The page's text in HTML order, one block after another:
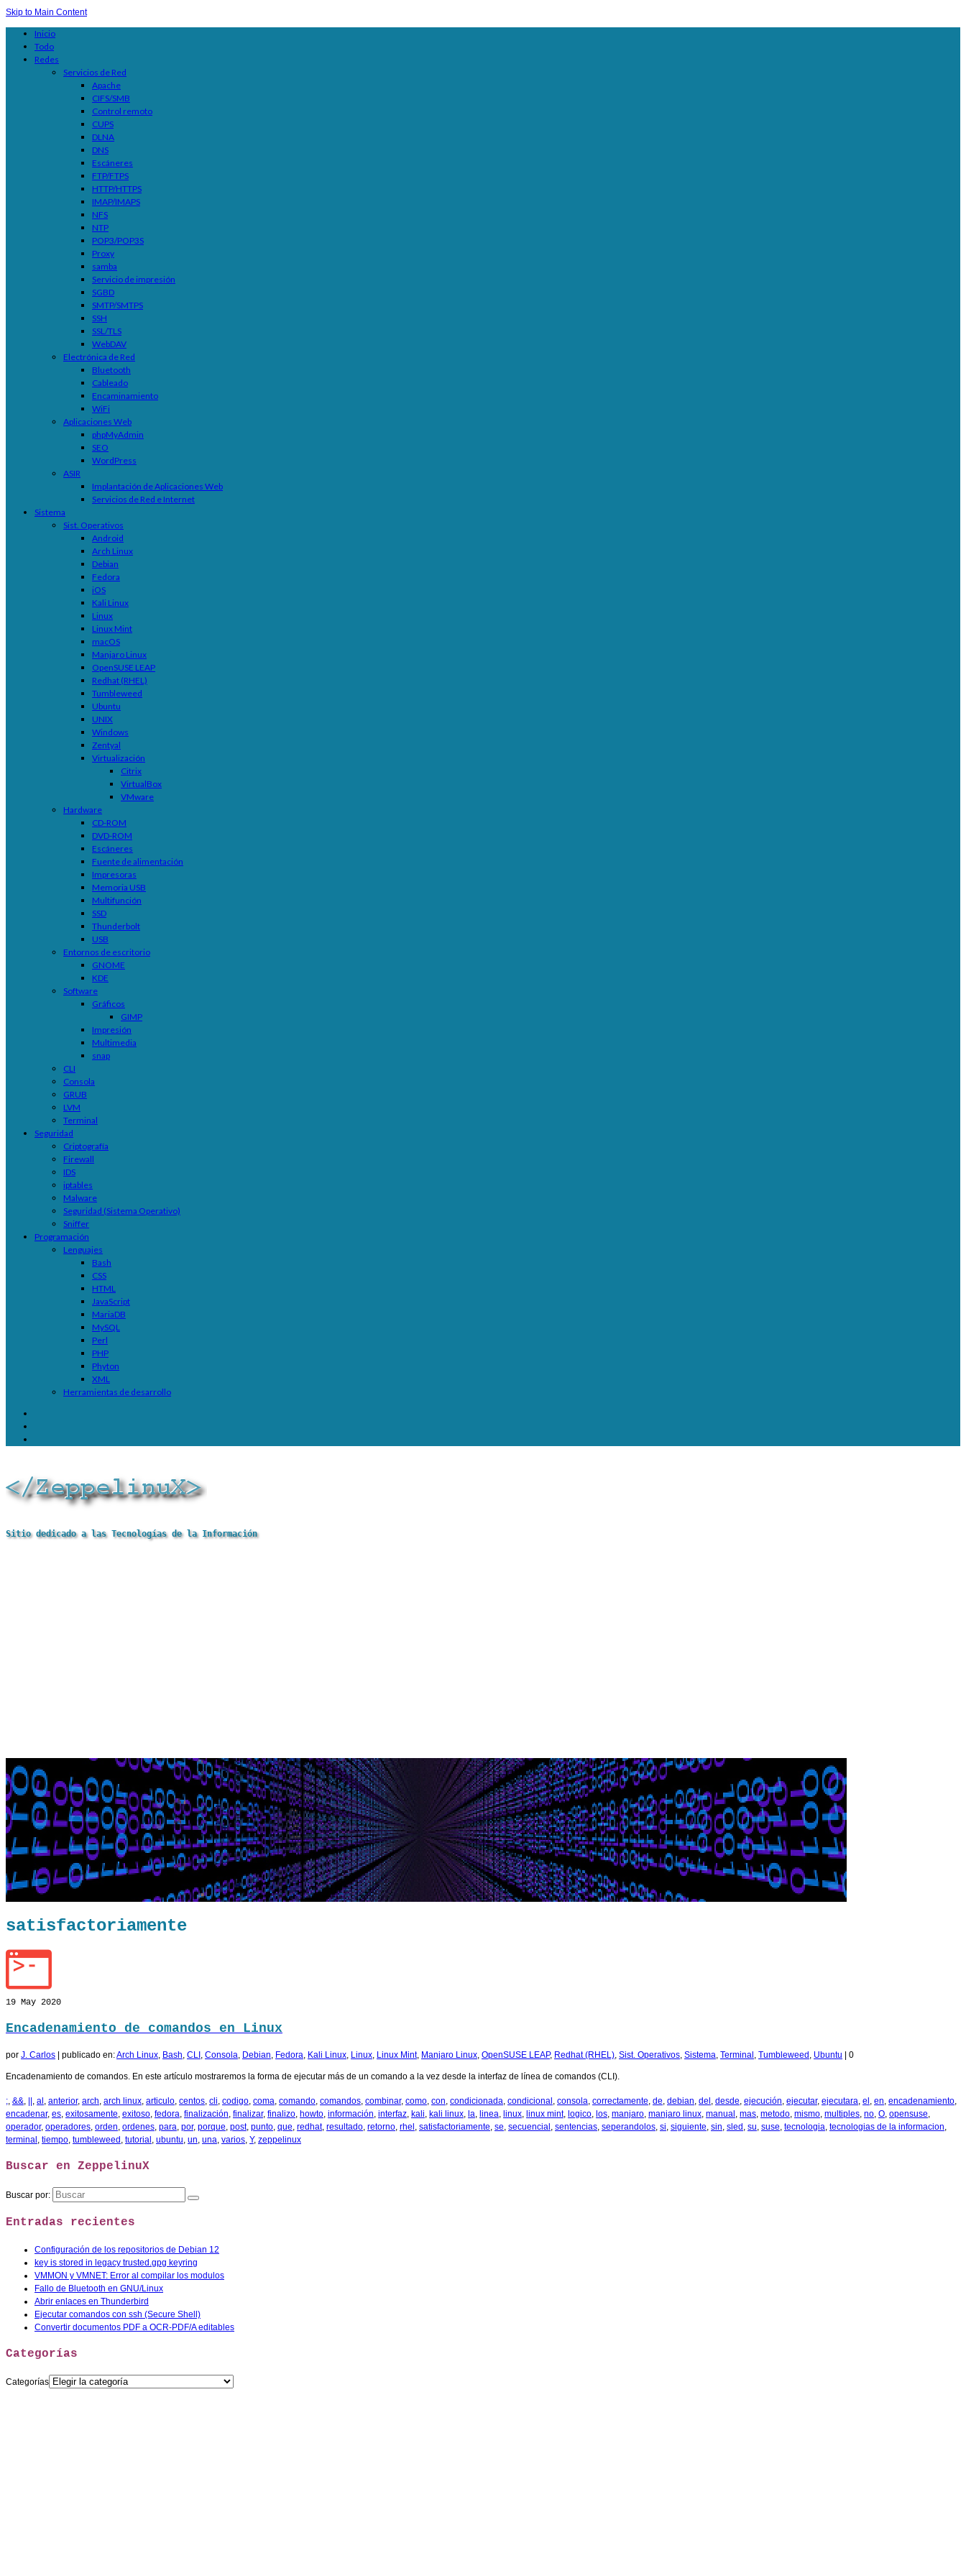
Skip to Main Content
Inicio
Todo
Redes
Servicios de Red
Apache
CIFS/SMB
Control remoto
CUPS
DLNA
DNS
Escáneres
FTP/FTPS
HTTP/HTTPS
IMAP/IMAPS
NFS
NTP
POP3/POP3S
Proxy
samba
Servicio de impresión
SGBD
SMTP/SMTPS
SSH
SSL/TLS
WebDAV
Electrónica de Red
Bluetooth
Cableado
Encaminamiento
WiFi
Aplicaciones Web
phpMyAdmin
SEO
WordPress
ASIR
Implantación de Aplicaciones Web
Servicios de Red e Internet
Sistema
Sist. Operativos
Android
Arch Linux
Debian
Fedora
iOS
Kali Linux
Linux
Linux Mint
macOS
Manjaro Linux
OpenSUSE LEAP
Redhat (RHEL)
Tumbleweed
Ubuntu
UNIX
Windows
Zentyal
Virtualización
Citrix
VirtualBox
VMware
Hardware
CD-ROM
DVD-ROM
Escáneres
Fuente de alimentación
Impresoras
Memoria USB
Multifunción
SSD
Thunderbolt
USB
Entornos de escritorio
GNOME
KDE
Software
Gráficos
GIMP
Impresión
Multimedia
snap
CLI
Consola
GRUB
LVM
Terminal
Seguridad
Criptografía
Firewall
IDS
iptables
Malware
Seguridad (Sistema Operativo)
Sniffer
Programación
Lenguajes
Bash
CSS
HTML
JavaScript
MariaDB
MySQL
Perl
PHP
Phyton
XML
Herramientas de desarrollo
Sitio dedicado a las Tecnologías de la Información
satisfactoriamente
19 May 2020
Encadenamiento de comandos en Linux
por J. Carlos publicado en:Arch Linux, Bash, CLI , Consola, Debian, Fedora, Kali Linux, Linux, Linux Mint, Manjaro Linux, OpenSUSE LEAP, Redhat (RHEL), Sist. Operativos, Sistema, Terminal , Tumbleweed , Ubuntu 0
Encadenamiento de comandos. En este artículo mostraremos la forma de ejecutar más de un comando a la vez desde la interfaz de línea de comandos (CLI).
;, &&, , al , anterior, arch, arch linux, articulo, centos, cli, codigo, coma, comando, comandos, combinar, como, con, condicionada, condicional , consola, correctamente, de, debian, del , desde, ejecución, ejecutar, ejecutara, el , en, encadenamiento,
encadenar, es, exitosamente, exitoso, fedora, finalización, finalizar, finalizo, howto, información, interfaz, kali, kali linux, la, linea, linux, linux mint, logico, los, manjaro, manjaro linux, manual , mas, metodo, mismo, multiples, no, O, opensuse,
operador, operadores, orden, ordenes, para, por, porque, post, punto, que, redhat, resultado, retorno, rhel , satisfactoriamente, se, secuencial , sentencias, seperandolos, si, siguiente, sin, sled , su, suse, tecnologia, tecnologias de la informacion,
terminal , tiempo, tumbleweed , tutorial , ubuntu, un, una, varios, Y, zeppelinux
Buscar en ZeppelinuX
Buscar por:
Entradas recientes
Configuración de los repositorios de Debian 12
key is stored in legacy trusted.gpg keyring
VMMON y VMNET: Error al compilar los modulos
Fallo de Bluetooth en GNU/Linux
Abrir enlaces en Thunderbird
Ejecutar comandos con ssh (Secure Shell)
Convertir documentos PDF a OCR-PDF/A editables
Categorías
Categorías